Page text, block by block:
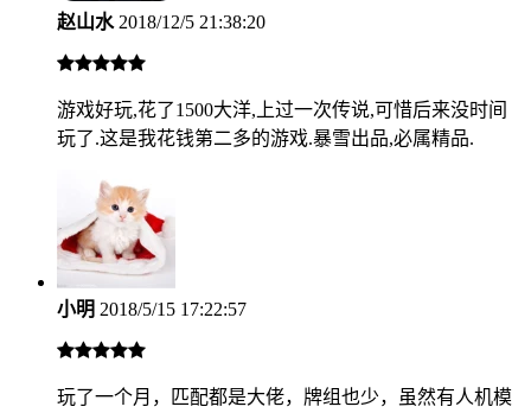
赵山水 2018/12/5 21:38:20
游戏好玩,花了1500大洋,上过一次传说,可惜后来没时间
玩了.这是我花钱第二多的游戏.暴雪出品,必属精品.
小明 2018/5/15 17:22:57
玩了一个月，匹配都是大佬，牌组也少，虽然有人机模